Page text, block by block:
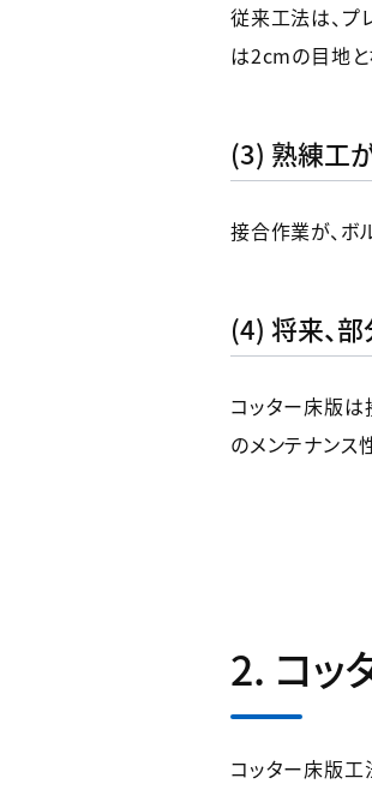
従来工法は、プ
は2cmの目地と
(3) 熟練工
接合作業が、ボ
(4) 将来、
コッター床版は
のメンテナンス
2. コッ
コッター床版